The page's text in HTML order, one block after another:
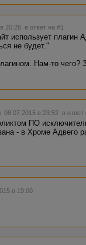
20:26 в ответ на #1
использует
не будет."
Нам-то чего?
08.07.2015 в 23:52 в ответ
ПО
- в Хроме Адвего
в 19:00